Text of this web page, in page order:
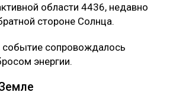
области 4436, недавно
стороне Солнца.
событие сопровождалось
энергии.